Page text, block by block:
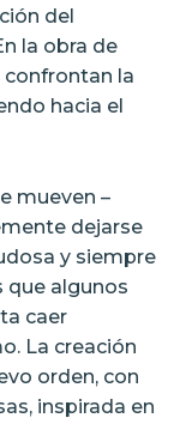
del
la obra de
confrontan la
hacia el
mueven –
dejarse
y siempre
que algunos
caer
La creación
orden, con
inspirada en